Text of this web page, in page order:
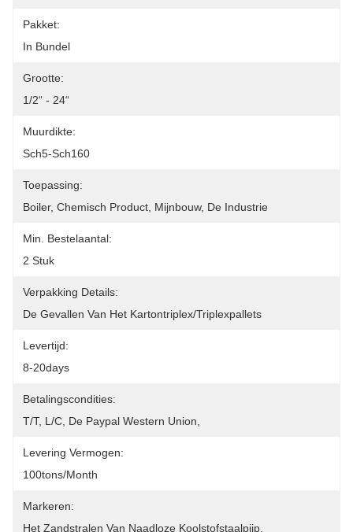
Pakket:
In Bundel
Grootte:
1/2“ - 24“
Muurdikte:
Sch5-Sch160
Toepassing:
Boiler, Chemisch Product, Mijnbouw, De Industrie
Min. Bestelaantal:
2 Stuk
Verpakking Details:
De Gevallen Van Het Kartontriplex/triplexpallets
Levertijd:
8-20days
Betalingscondities:
T/T, L/C, De Paypal Western Union,
Levering Vermogen:
100tons/month
Markeren:
Het Zandstralen Van Naadloze Koolstofstaalpijp